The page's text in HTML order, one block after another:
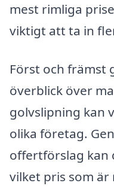
mest rimliga
viktigt att ta in
Först och främst
överblick över
golvslipning kan
olika företag.
offertförslag kan
vilket pris som